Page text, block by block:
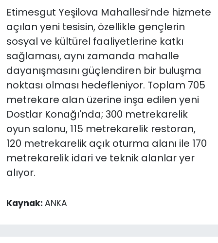
Etimesgut Yeşilova Mahallesi’nde hizmete
açılan yeni tesisin, özellikle gençlerin
sosyal ve kültürel faaliyetlerine katkı
sağlaması, aynı zamanda mahalle
dayanışmasını güçlendiren bir buluşma
noktası olması hedefleniyor. Toplam 705
metrekare alan üzerine inşa edilen yeni
Dostlar Konağı'nda; 300 metrekarelik
oyun salonu, 115 metrekarelik restoran,
120 metrekarelik açık oturma alanı ile 170
metrekarelik idari ve teknik alanlar yer
alıyor.
Kaynak: ANKA